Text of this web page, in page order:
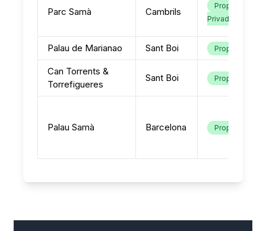
Parc Samà Cambrils
Propietat
Privada
Palau de Marianao Sant Boi Propietat
Can Torrents &
Torrefigueres
Sant Boi Propietat
Palau Samà Barcelona Propietat